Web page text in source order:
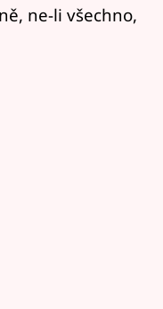
ne-li všechno,